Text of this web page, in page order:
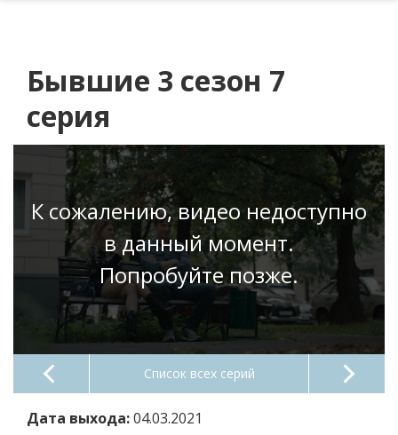
Бывшие 3 сезон 7
серия
К сожалению, видео недоступно
в данный момент.
Попробуйте позже.
Список всех серий
Дата выхода:04.03.2021